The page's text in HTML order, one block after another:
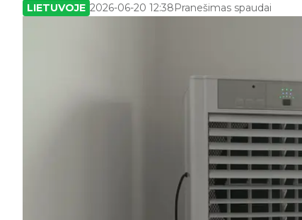
LIETUVOJE 2026-06-20 12:38Pranešimas spaudai